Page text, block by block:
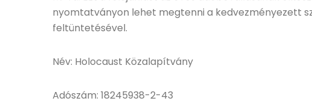
nyomtatványon lehet megtenni a kedvezményezett
feltüntetésével.
Név: Holocaust Közalapítvány
Adószám: 18245938-2-43